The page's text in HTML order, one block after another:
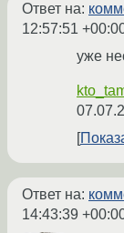
Ответ на:
12:57:51
уже
Ответ на:
14:43:39